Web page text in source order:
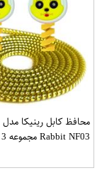
Rabbit NF03 مجموعه 3 عددی